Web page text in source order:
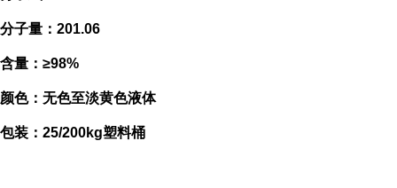
分子量：201.06
含量：≥98%
颜色：无色至淡黄色液体
包装：25/200kg塑料桶